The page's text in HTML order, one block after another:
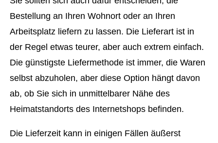
Bestellung an Ihren Wohnort oder an Ihren
Arbeitsplatz liefern zu lassen. Die Lieferart ist in
der Regel etwas teurer, aber auch extrem einfach.
Die günstigste Liefermethode ist immer, die Waren
selbst abzuholen, aber diese Option hängt davon
ab, ob Sie sich in unmittelbarer Nähe des
Heimatstandorts des Internetshops befinden.
Die Lieferzeit kann in einigen Fällen äußerst